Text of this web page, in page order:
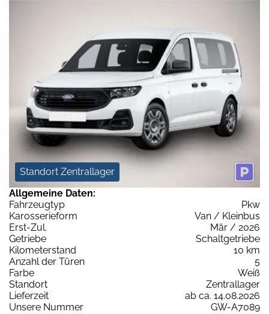
Standort Zentrallager
Allgemeine Daten:
Fahrzeugtyp
Pkw
Karosserieform
Van / Kleinbus
Erst-Zul.
Mär / 2026
Getriebe
Schaltgetriebe
Kilometerstand
10 km
Anzahl der Türen
5
Farbe
Weiß
Standort
Zentrallager
Lieferzeit
ab ca. 14.08.2026
Unsere Nummer
GW-A7089